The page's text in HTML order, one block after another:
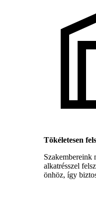
Tökéletesen
Szakembereink
alkatrésszel
önhöz, így